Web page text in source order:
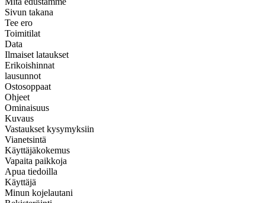
Sivun takana
Tee ero
Toimitilat
Data
Ilmaiset lataukset
Erikoishinnat
lausunnot
Ostosoppaat
Ohjeet
Ominaisuus
Kuvaus
Vastaukset kysymyksiin
Vianetsintä
Käyttäjäkokemus
Vapaita paikkoja
Apua tiedoilla
Käyttäjä
Minun kojelautani